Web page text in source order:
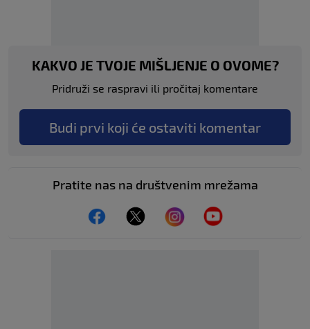
KAKVO JE TVOJE MIŠLJENJE O OVOME?
Pridruži se raspravi ili pročitaj komentare
Budi prvi koji će ostaviti komentar
Pratite nas na društvenim mrežama